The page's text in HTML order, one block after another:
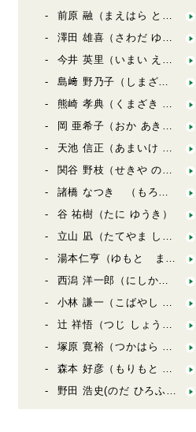
前原 融（まえはら とおる）
澤田 雄喜（さわだ ゆうき）
今井 英里（いまい えり）
島﨑 野乃子（しまざき ののこ）
熊崎 孝典（くまざき たかのり）
岡 亜希子（おか あきこ）
天池 信正（あまいけ のぶまさ）
関谷 野枝（せきや のえ）
諸橋 なつき （もろはし なつき）
谷 祐樹（たに ゆうき）
立山 凪（たてやま しずか）
湯本仁亨（ゆもと まさゆき／ゆもてぃ）
西潟 洋一郎（にしかた よういちろう）
小林 謙一（こばやし けんいち）
辻 祥悟（つじ しょうご）
塚原 寛裕（つかはら たかひろ）
森本 好彦（もりもと よしひこ）
野田 浩史(のだ ひろふみ）